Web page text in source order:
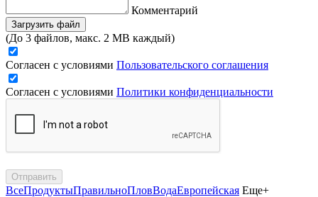
Комментарий
Загрузить файл
(До 3 файлов, макс. 2 MB каждый)
Согласен с условиями Пользовательского соглашения
Согласен с условиями Политики конфиденциальности
Отправить
ВсеПродуктыПравильноПловВодаЕвропейская Еще+